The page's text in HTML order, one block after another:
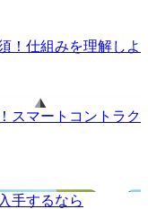
！仕組みを理解しよ
スマートコントラク
手するなら